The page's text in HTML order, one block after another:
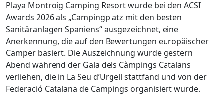
Playa Montroig Camping Resort wurde bei den ACSI
Awards 2026 als „Campingplatz mit den besten
Sanitäranlagen Spaniens“ ausgezeichnet, eine
Anerkennung, die auf den Bewertungen europäischer
Camper basiert. Die Auszeichnung wurde gestern
Abend während der Gala dels Càmpings Catalans
verliehen, die in La Seu d’Urgell stattfand und von der
Federació Catalana de Campings organisiert wurde.